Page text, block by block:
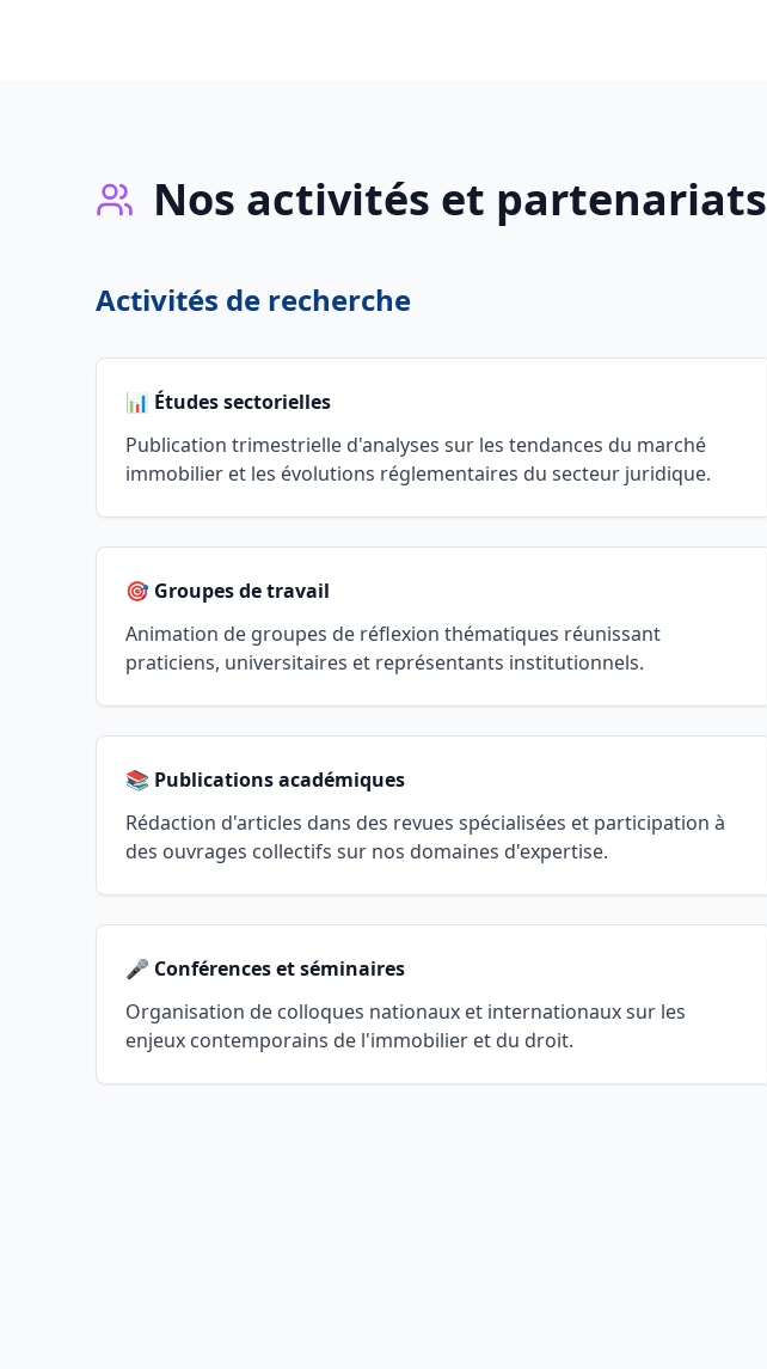
Nos activités et partenariats
Activités de recherche
📊 Études sectorielles
Publication trimestrielle d'analyses sur les tendances du marché
immobilier et les évolutions réglementaires du secteur juridique.
🎯 Groupes de travail
Animation de groupes de réflexion thématiques réunissant
praticiens, universitaires et représentants institutionnels.
📚 Publications académiques
Rédaction d'articles dans des revues spécialisées et participation à
des ouvrages collectifs sur nos domaines d'expertise.
🎤 Conférences et séminaires
Organisation de colloques nationaux et internationaux sur les
enjeux contemporains de l'immobilier et du droit.